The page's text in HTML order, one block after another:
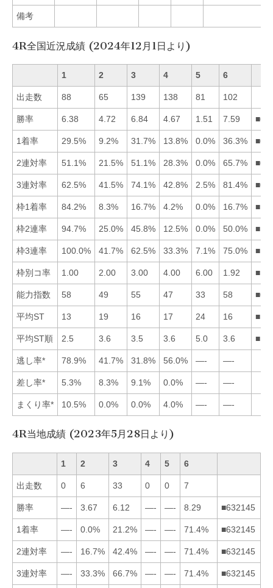
備考
4R全国近況成績 (2024年12月1日より)
1 2 3 4 5 6
出走数 88 65 139 138 81 102
勝率 6.38 4.72 6.84 4.67 1.51 7.59
1着率 29.5% 9.2% 31.7% 13.8% 0.0% 36.3%
2連対率 51.1% 21.5% 51.1% 28.3% 0.0% 65.7%
3連対率 62.5% 41.5% 74.1% 42.8% 2.5% 81.4%
枠1着率 84.2% 8.3% 16.7% 4.2% 0.0% 16.7%
枠2連率 94.7% 25.0% 45.8% 12.5% 0.0% 50.0%
枠3連率 100.0% 41.7% 62.5% 33.3% 7.1% 75.0%
枠別コ率 1.00 2.00 3.00 4.00 6.00 1.92
能力指数 58 49 55 47 33 58
平均ST 13 19 16 17 24 16
平均ST順 2.5 3.6 3.5 3.6 5.0 3.6
逃し率* 78.9% 41.7% 31.8% 56.0% —- —-
差し率* 5.3% 8.3% 9.1% 0.0% —- —-
まくり率* 10.5% 0.0% 0.0% 4.0% —- —-
4R当地成績 (2023年5月28日より)
1 2 3 4 5 6
出走数 0 6 33 0 0 7
勝率 —- 3.67 6.12 —- —- 8.29 ■632145
1着率 —- 0.0% 21.2% —- —- 71.4% ■632145
2連対率 —- 16.7% 42.4% —- —- 71.4% ■632145
3連対率 —- 33.3% 66.7% —- —- 71.4% ■632145